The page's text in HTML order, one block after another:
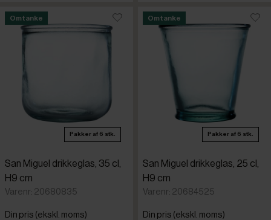
Omtanke
Pakker af 6 stk.
San Miguel drikkeglas, 35 cl,
H9 cm
Varenr: 20680835
Din pris (ekskl. moms)
Omtanke
Pakker af 6 stk.
San Miguel drikkeglas, 25 cl,
H9 cm
Varenr: 20684525
Din pris (ekskl. moms)